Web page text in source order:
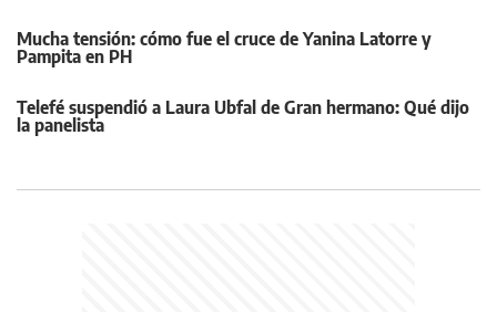
Mucha tensión: cómo fue el cruce de Yanina Latorre y
Pampita en PH
Telefé suspendió a Laura Ubfal de Gran hermano: Qué dijo
la panelista